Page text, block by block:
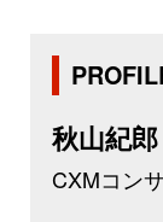
秋山紀郎
CXMコン